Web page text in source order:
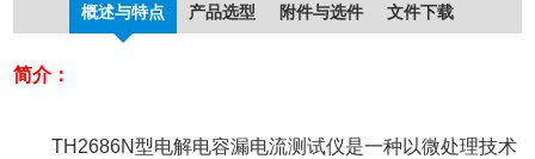
概述与特点 产品选型 附件与选件 文件下载
简介：
TH2686N型电解电容漏电流测试仪是一种以微处理技术